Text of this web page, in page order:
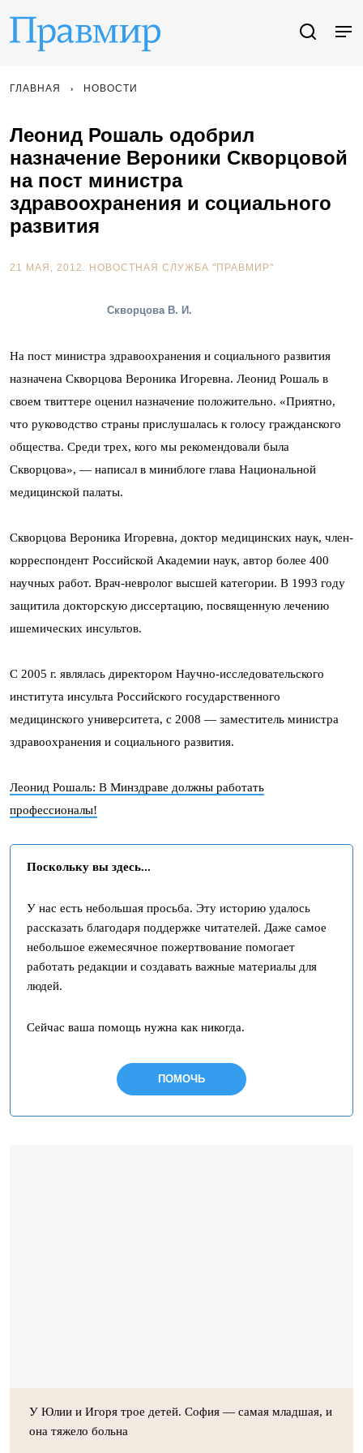
ГЛАВНАЯ НОВОСТИ
Леонид Рошаль одобрил
назначение Вероники Скворцовой
на пост министра
здравоохранения и социального
развития
21 МАЯ, 2012. НОВОСТНАЯ СЛУЖБА "ПРАВМИР"
Скворцова В. И.
На пост министра здравоохранения и социального развития
назначена Скворцова Вероника Игоревна. Леонид Рошаль в
своем твиттере оценил назначение положительно. «Приятно,
что руководство страны прислушалась к голосу гражданского
общества. Среди трех, кого мы рекомендовали была
Скворцова», — написал в миниблоге глава Национальной
медицинской палаты.
Скворцова Вероника Игоревна, доктор медицинских наук, член-
корреспондент Российской Академии наук, автор более 400
научных работ. Врач-невролог высшей категории. В 1993 году
защитила докторскую диссертацию, посвященную лечению
ишемических инсультов.
С 2005 г. являлась директором Научно-исследовательского
института инсульта Российского государственного
медицинского университета, с 2008 — заместитель министра
здравоохранения и социального развития.
Леонид Рошаль: В Минздраве должны работать
профессионалы!
Поскольку вы здесь...
У нас есть небольшая просьба. Эту историю удалось
рассказать благодаря поддержке читателей. Даже самое
небольшое ежемесячное пожертвование помогает
работать редакции и создавать важные материалы для
людей.
Сейчас ваша помощь нужна как никогда.
ПОМОЧЬ
У Юлии и Игоря трое детей. София — самая младшая, и
она тяжело больна